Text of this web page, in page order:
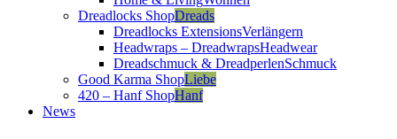
Dreadlocks ShopDreads
Dreadlocks ExtensionsVerlängern
Headwraps – DreadwrapsHeadwear
Dreadschmuck & DreadperlenSchmuck
Good Karma ShopLiebe
420 – Hanf ShopHanf
News